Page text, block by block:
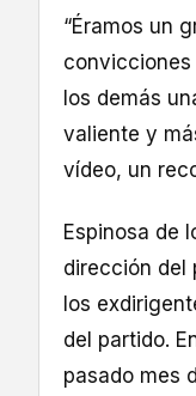
“Éramos un
los demás
valiente y
vídeo, un
Espinosa de
dirección del
los
del partido.
pasado mes